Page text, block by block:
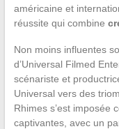
américaine et
réussite qui combine
Non moins influentes
d’Universal Filmed
scénariste et
Universal vers des
Rhimes s’est imposée
captivantes, avec un